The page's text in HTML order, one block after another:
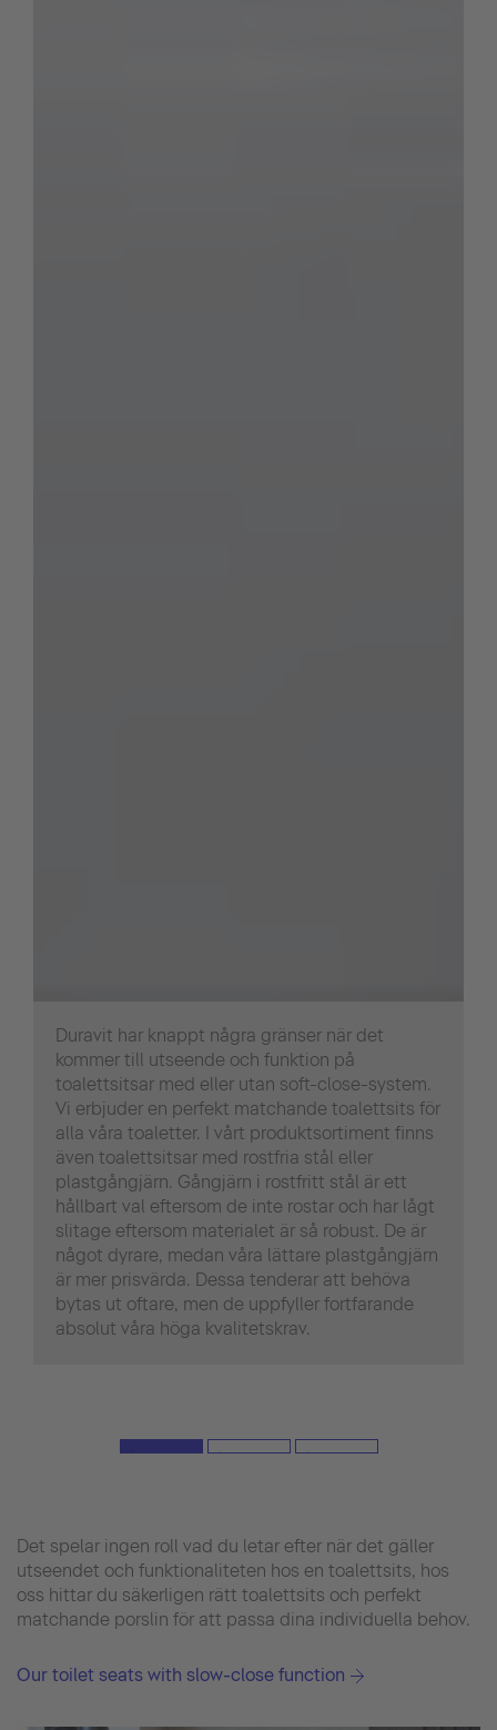
Duravit har knappt några gränser när det
kommer till utseende och funktion på
toalettsitsar med eller utan soft-close-system.
Vi erbjuder en perfekt matchande toalettsits för
alla våra toaletter. I vårt produktsortiment finns
även toalettsitsar med rostfria stål eller
plastgångjärn. Gångjärn i rostfritt stål är ett
hållbart val eftersom de inte rostar och har lågt
slitage eftersom materialet är så robust. De är
något dyrare, medan våra lättare plastgångjärn
är mer prisvärda. Dessa tenderar att behöva
bytas ut oftare, men de uppfyller fortfarande
absolut våra höga kvalitetskrav.
Det spelar ingen roll vad du letar efter när det gäller
utseendet och funktionaliteten hos en toalettsits, hos
oss hittar du säkerligen rätt toalettsits och perfekt
matchande porslin för att passa dina individuella behov.
Our toilet seats with slow-close function